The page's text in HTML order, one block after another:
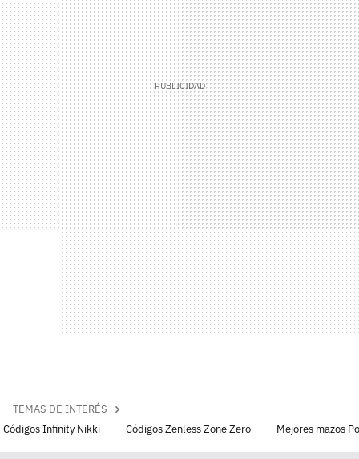
TEMAS DE INTERÉS
Códigos Infinity Nikki
Códigos Zenless Zone Zero Mejores mazos